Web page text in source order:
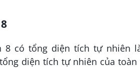
8 có tổng diện tích tự nhiên
diện tích tự nhiên của